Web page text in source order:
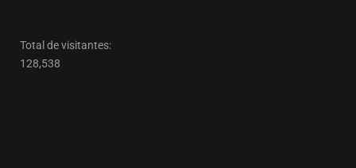
Total de visitantes:
128,538